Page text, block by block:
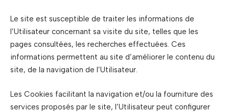
Le site est susceptible de traiter les informations de
l’Utilisateur concernant sa visite du site, telles que les
pages consultées, les recherches effectuées. Ces
informations permettent au site d’améliorer le contenu du
site, de la navigation de l’Utilisateur.
Les Cookies facilitant la navigation et/ou la fourniture des
services proposés par le site, l’Utilisateur peut configurer